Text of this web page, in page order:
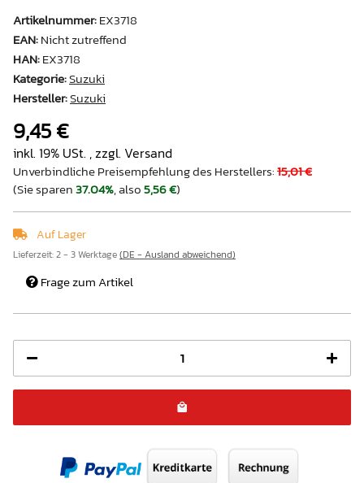
Artikelnummer:EX3718
EAN:Nicht zutreffend
HAN:EX3718
Kategorie:Suzuki
Hersteller:Suzuki
9,45 €
inkl. 19% USt. , zzgl. Versand
Unverbindliche Preisempfehlung des Herstellers:15,01 €
(Sie sparen37.04%, also5,56 €)
Auf Lager
Lieferzeit:2 - 3 Werktage(DE - Ausland abweichend)
Frage zum Artikel